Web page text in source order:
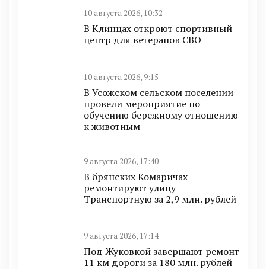
10 августа 2026, 10:32
В Клинцах откроют спортивный
центр для ветеранов СВО
10 августа 2026, 9:15
В Усожском сельском поселении
провели мероприятие по
обучению бережному отношению
к животным
9 августа 2026, 17:40
В брянских Комаричах
ремонтируют улицу
Транспортную за 2,9 млн. рублей
9 августа 2026, 17:14
Под Жуковкой завершают ремонт
11 км дороги за 180 млн. рублей